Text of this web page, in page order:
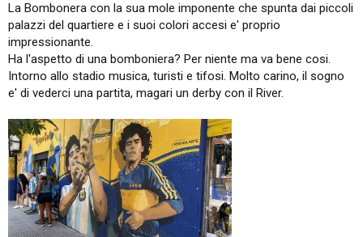
La Bombonera con la sua mole imponente che spunta dai piccoli
palazzi del quartiere e i suoi colori accesi e' proprio
impressionante.
Ha l'aspetto di una bomboniera? Per niente ma va bene cosi.
Intorno allo stadio musica, turisti e tifosi. Molto carino, il sogno
e' di vederci una partita, magari un derby con il River.